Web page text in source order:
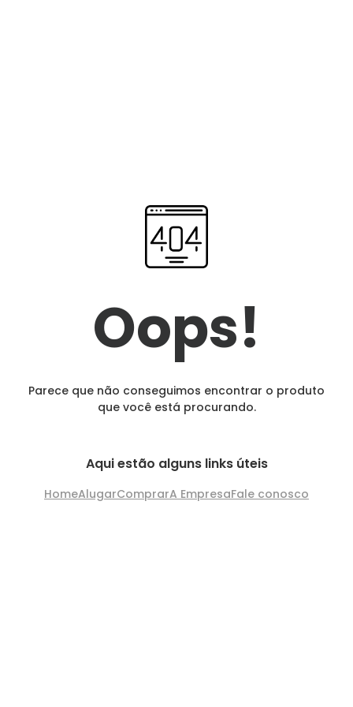
Oops!
Parece que não conseguimos encontrar o produto
que você está procurando.
Aqui estão alguns links úteis
HomeAlugarComprarA EmpresaFale conosco